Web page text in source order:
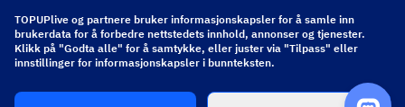
[email protected]
Følg oss
TOPUPlive og partnere bruker informasjonskapsler for å samle inn
brukerdata for å forbedre nettstedets innhold, annonser og tjenester.
Klikk på "Godta alle" for å samtykke, eller juster via "Tilpass" eller
innstillinger for informasjonskapsler i bunnteksten.